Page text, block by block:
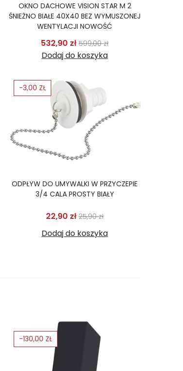
OKNO DACHOWE VISION STAR M 2
ŚNIEŻNO BIAŁE 40X40 BEZ WYMUSZONEJ
WENTYLACJI NOWOŚĆ
532,90 złCena podstawowa
599,00 złCena
Dodaj do koszyka
ODPŁYW DO UMYWALKI W PRZYCZEPIE
3/4 CALA PROSTY BIAŁY
22,90 złCena podstawowa
25,90 złCena
Dodaj do koszyka
-3,00 ZŁ
-130,00 ZŁ